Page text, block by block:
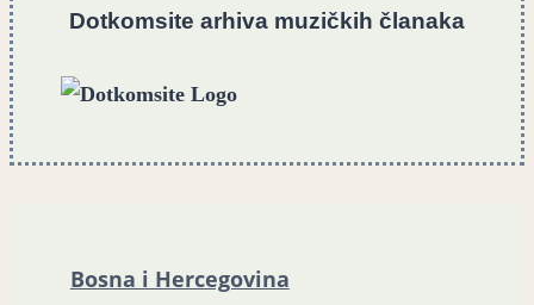
Dotkomsite arhiva muzičkih članaka
Bosna i Hercegovina